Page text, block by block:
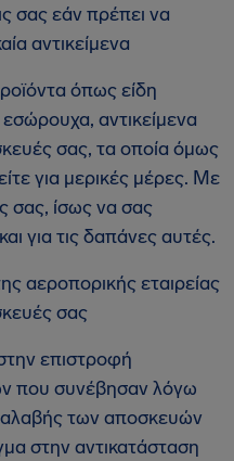
σας εάν πρέπει να
αντικείμενα
όπως είδη
αντικείμενα
σας, τα οποία όμως
για μερικές μέρες. Με
σας, ίσως να σας
για τις δαπάνες αυτές.
αεροπορικής εταιρείας
σας
επιστροφή
που συνέβησαν λόγω
των αποσκευών
στην αντικατάσταση